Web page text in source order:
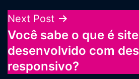
Next Post
Você sabe o que é site
desenvolvido com
responsivo?